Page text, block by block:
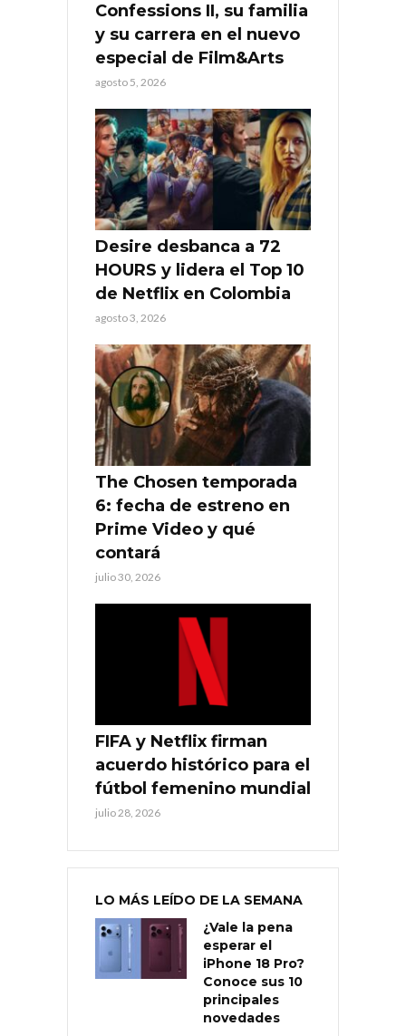
Confessions II, su familia
y su carrera en el nuevo
especial de Film&Arts
agosto 5, 2026
Desire desbanca a 72
HOURS y lidera el Top 10
de Netflix en Colombia
agosto 3, 2026
The Chosen temporada
6: fecha de estreno en
Prime Video y qué
contará
julio 30, 2026
FIFA y Netflix firman
acuerdo histórico para el
fútbol femenino mundial
julio 28, 2026
LO MÁS LEÍDO DE LA SEMANA
¿Vale la pena
esperar el
iPhone 18 Pro?
Conoce sus 10
principales
novedades